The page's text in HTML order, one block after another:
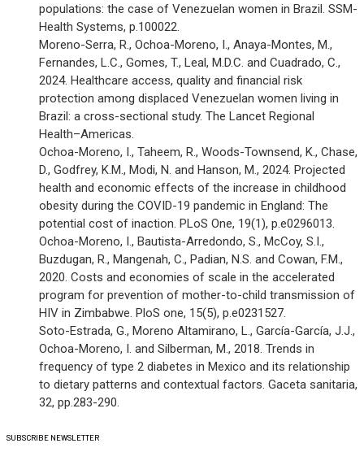
populations: the case of Venezuelan women in Brazil. SSM-
Health Systems, p.100022.
Moreno-Serra, R., Ochoa-Moreno, I., Anaya-Montes, M.,
Fernandes, L.C., Gomes, T., Leal, M.D.C. and Cuadrado, C.,
2024. Healthcare access, quality and financial risk
protection among displaced Venezuelan women living in
Brazil: a cross-sectional study. The Lancet Regional
Health–Americas.
Ochoa-Moreno, I., Taheem, R., Woods-Townsend, K., Chase,
D., Godfrey, K.M., Modi, N. and Hanson, M., 2024. Projected
health and economic effects of the increase in childhood
obesity during the COVID-19 pandemic in England: The
potential cost of inaction. PLoS One, 19(1), p.e0296013.
Ochoa-Moreno, I., Bautista-Arredondo, S., McCoy, S.I.,
Buzdugan, R., Mangenah, C., Padian, N.S. and Cowan, F.M.,
2020. Costs and economies of scale in the accelerated
program for prevention of mother-to-child transmission of
HIV in Zimbabwe. PloS one, 15(5), p.e0231527.
Soto-Estrada, G., Moreno Altamirano, L., García-García, J.J.,
Ochoa-Moreno, I. and Silberman, M., 2018. Trends in
frequency of type 2 diabetes in Mexico and its relationship
to dietary patterns and contextual factors. Gaceta sanitaria,
32, pp.283-290.
SUBSCRIBE NEWSLETTER